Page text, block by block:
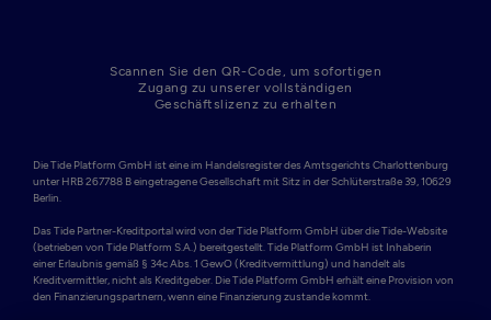
Scannen Sie den QR-Code, um sofortigen
Zugang zu unserer vollständigen
Geschäftslizenz zu erhalten
Die Tide Platform GmbH ist eine im Handelsregister des Amtsgerichts Charlottenburg
unter HRB 267788 B eingetragene Gesellschaft mit Sitz in der Schlüterstraße 39, 10629
Berlin.
Das Tide Partner-Kreditportal wird von der Tide Platform GmbH über die Tide-Website
(betrieben von Tide Platform S.A.) bereitgestellt. Tide Platform GmbH ist Inhaberin
einer Erlaubnis gemäß § 34c Abs. 1 GewO (Kreditvermittlung) und handelt als
Kreditvermittler, nicht als Kreditgeber. Die Tide Platform GmbH erhält eine Provision von
den Finanzierungspartnern, wenn eine Finanzierung zustande kommt.